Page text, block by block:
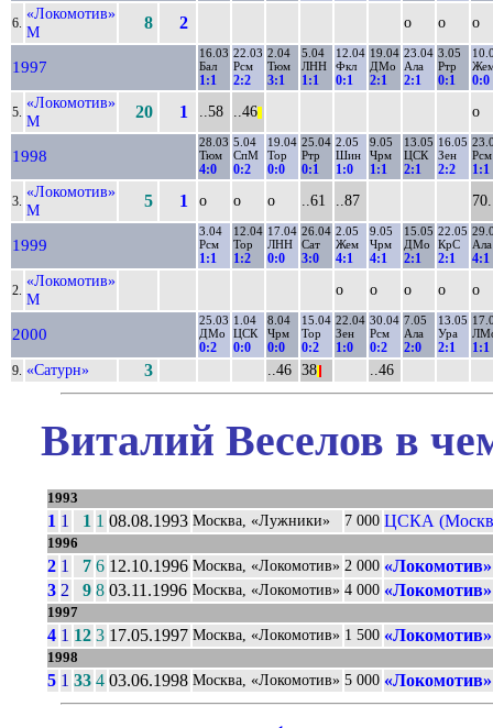
6.
«Локомотив»
М
8 2 о о о
1997
16.03
Бал
1:1
22.03
Рсм
2:2
2.04
Тюм
3:1
5.04
ЛНН
1:1
12.04
Фкл
0:1
19.04
ДМо
2:1
23.04
Ала
2:1
3.05
Ртр
0:1 0:0
5.
«Локомотив»
М
20 1 ..58 ..46 о
1998
28.03
Тюм
4:0
5.04
СпМ
0:2
19.04
Тор
0:0
25.04
Ртр
0:1
2.05
Шин
1:0
9.05
Чрм
1:1
13.05
ЦСК
2:1
16.05
Зен
2:2
Рсм
1:1
3.
«Локомотив»
М
5 1 о о о ..61 ..87
1999
3.04
Рсм
1:1
12.04
Тор
1:2
17.04
ЛНН
0:0
26.04
Сат
3:0
2.05
Жем
4:1
9.05
Чрм
4:1
15.05
ДМо
2:1
22.05
КрС
2:1
Ала
4:1
2.
«Локомотив»
М
о о о о о
2000
25.03
ДМо
0:2
1.04
ЦСК
0:0
8.04
Чрм
0:0
15.04
Тор
0:2
22.04
Зен
1:0
30.04
Рсм
0:2
7.05
Ала
2:0
13.05
Ура
2:1 1:1
9. «Сатурн» 3 ..46 38 ..46
Виталий Веселов в
1993
1 1 1 1 08.08.1993 Москва, «Лужники» 7 000 ЦСКА
1996
2 1 7 6 12.10.1996 Москва, «Локомотив» 2 000
3 2 9 8 03.11.1996 Москва, «Локомотив» 4 000
1997
4 1 12 3 17.05.1997 Москва, «Локомотив» 1 500
1998
5 1 33 4 03.06.1998 Москва, «Локомотив» 5 000